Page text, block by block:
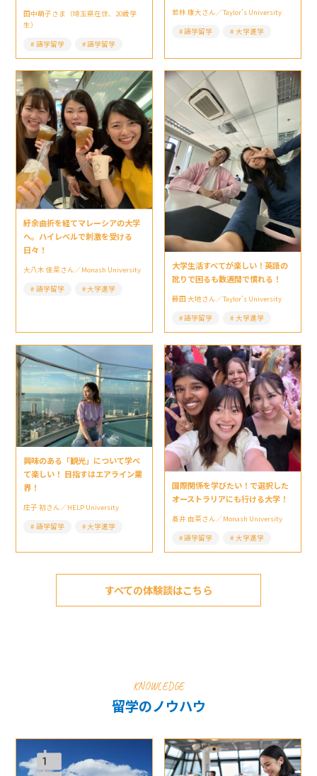
田中萌子さま（埼玉県在住、20歳学
生）
語学留学
語学留学
若林 康大さん／Taylor’s University
語学留学
大学進学
紆余曲折を経てマレーシアの大学
へ。ハイレベルで刺激を受ける
日々！
大八木 佳菜さん／Monash University
語学留学
大学進学
大学生活すべてが楽しい！英語の
訛りで困るも数週間で慣れる！
藤田 大地さん／Taylor’s University
語学留学
大学進学
興味のある「観光」について学べ
て楽しい！ 目指すはエアライン業
界！
庄子 初さん／HELP University
語学留学
大学進学
国際関係を学びたい！で選択した
オーストラリアにも行ける大学！
髙井 由菜さん／Monash University
語学留学
大学進学
すべての体験談はこちら
KNOWLEDGE
留学のノウハウ